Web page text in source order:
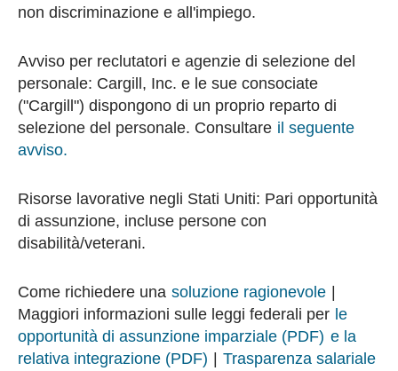
non discriminazione e all'impiego.
Avviso per reclutatori e agenzie di selezione del
personale: Cargill, Inc. e le sue consociate
("Cargill") dispongono di un proprio reparto di
selezione del personale. Consultare il seguente
avviso.
Risorse lavorative negli Stati Uniti: Pari opportunità
di assunzione, incluse persone con
disabilità/veterani.
Come richiedere una soluzione ragionevole
Maggiori informazioni sulle leggi federali per le
opportunità di assunzione imparziale (PDF) e la
relativa integrazione (PDF)
Trasparenza salariale